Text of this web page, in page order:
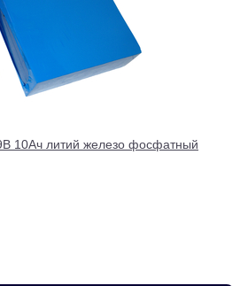
10Ач литий железо фосфатный